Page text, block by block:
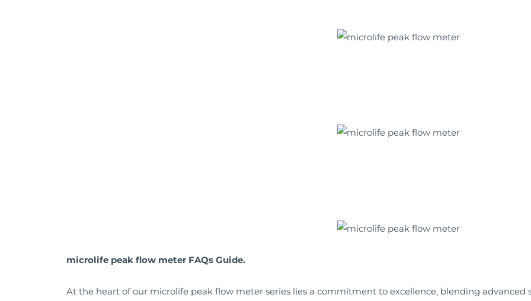
microlife peak flow meter FAQs Guide.
At the heart of our microlife peak flow meter series lies a commitment to excellence, blending advanced